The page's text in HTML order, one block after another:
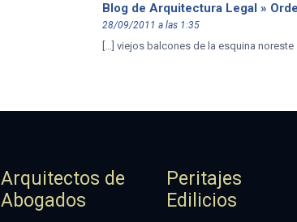
Blog de Arquitectura Legal »
28/09/2011 a las 1:35
[…] viejos balcones de la esquina
Arquitectos de
Abogados
Peritajes
Edilicios